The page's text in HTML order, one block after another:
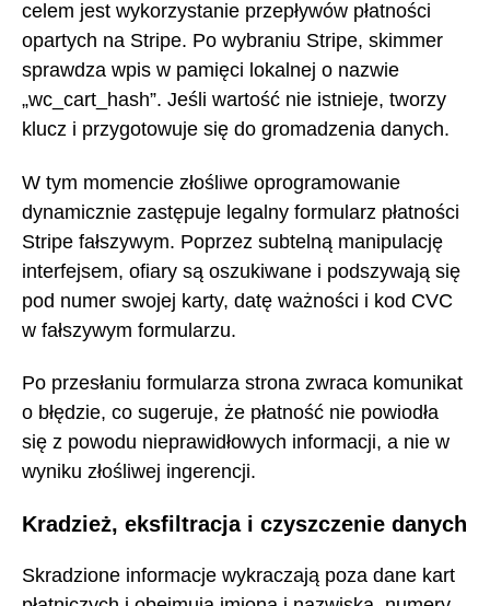
celem jest wykorzystanie przepływów płatności
opartych na Stripe. Po wybraniu Stripe, skimmer
sprawdza wpis w pamięci lokalnej o nazwie
„wc_cart_hash”. Jeśli wartość nie istnieje, tworzy
klucz i przygotowuje się do gromadzenia danych.
W tym momencie złośliwe oprogramowanie
dynamicznie zastępuje legalny formularz płatności
Stripe fałszywym. Poprzez subtelną manipulację
interfejsem, ofiary są oszukiwane i podszywają się
pod numer swojej karty, datę ważności i kod CVC
w fałszywym formularzu.
Po przesłaniu formularza strona zwraca komunikat
o błędzie, co sugeruje, że płatność nie powiodła
się z powodu nieprawidłowych informacji, a nie w
wyniku złośliwej ingerencji.
Kradzież, eksfiltracja i czyszczenie danych
Skradzione informacje wykraczają poza dane kart